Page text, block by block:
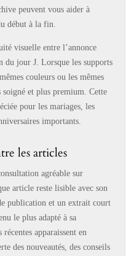
peuvent vous aider à
début à la fin.
visuelle entre l’annonce
du jour J. Lorsque les supports
couleurs ou les mêmes
et plus premium. Cette
pour les mariages, les
importants.
les articles
agréable sur
article reste lisible avec son
publication et un extrait court
le plus adapté à sa
apparaissent en
des nouveautés, des conseils